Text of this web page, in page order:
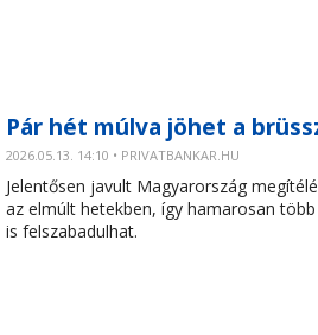
Pár hét múlva jöhet a
2026.05.13. 14:10 • PRIVATBANKAR.HU
Jelentősen javult Magyarország
az elmúlt hetekben, így hamarosan
is felszabadulhat.